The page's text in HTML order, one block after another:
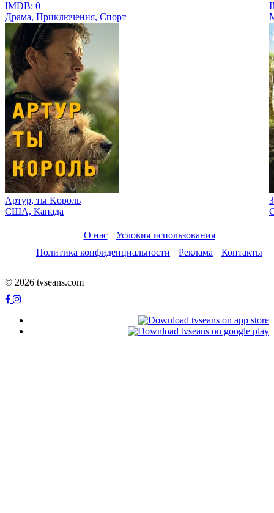
IMDB: 0
Драма, Приключения, Спорт
Артур, ты Kороль
США, Канада
О нас
Условия использования
Политика конфиденциальности
Реклама Контакты
© 2026 tvseans.com